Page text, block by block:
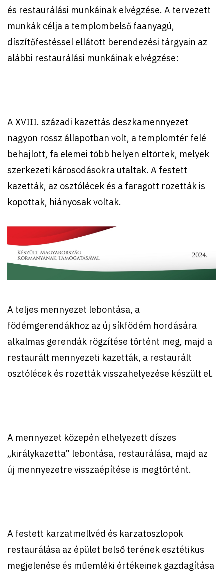
és restaurálási munkáinak elvégzése. A tervezett
munkák célja a templombelső faanyagú,
díszítőfestéssel ellátott berendezési tárgyain az
alábbi restaurálási munkáinak elvégzése:
A XVIII. századi kazettás deszkamennyezet
nagyon rossz állapotban volt, a templomtér felé
behajlott, fa elemei több helyen eltörtek, melyek
szerkezeti károsodásokra utaltak. A festett
kazetták, az osztólécek és a faragott rozetták is
kopottak, hiányosak voltak.
A teljes mennyezet lebontása, a
födémgerendákhoz az új síkfödém hordására
alkalmas gerendák rögzítése történt meg, majd a
restaurált mennyezeti kazetták, a restaurált
osztólécek és rozetták visszahelyezése készült el.
A mennyezet közepén elhelyezett díszes
„királykazetta” lebontása, restaurálása, majd az
új mennyezetre visszaépítése is megtörtént.
A festett karzatmellvéd és karzatoszlopok
restaurálása az épület belső terének esztétikus
megjelenése és műemléki értékeinek gazdagítása